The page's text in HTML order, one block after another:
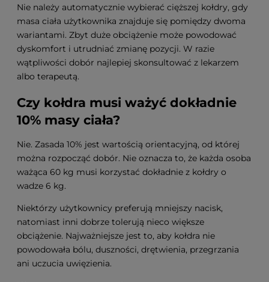
Nie należy automatycznie wybierać cięższej kołdry, gdy
masa ciała użytkownika znajduje się pomiędzy dwoma
wariantami. Zbyt duże obciążenie może powodować
dyskomfort i utrudniać zmianę pozycji. W razie
wątpliwości dobór najlepiej skonsultować z lekarzem
albo terapeutą.
Czy kołdra musi ważyć dokładnie
10% masy ciała?
Nie. Zasada 10% jest wartością orientacyjną, od której
można rozpocząć dobór. Nie oznacza to, że każda osoba
ważąca 60 kg musi korzystać dokładnie z kołdry o
wadze 6 kg.
Niektórzy użytkownicy preferują mniejszy nacisk,
natomiast inni dobrze tolerują nieco większe
obciążenie. Najważniejsze jest to, aby kołdra nie
powodowała bólu, duszności, drętwienia, przegrzania
ani uczucia uwięzienia.